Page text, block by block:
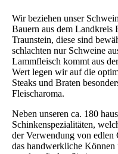
Wir beziehen unser
Bauern aus dem Landkreis
Traunstein, diese sind
schlachten nur Schweine
Lammfleisch kommt aus
Wert legen wir auf die
Steaks und Braten
Fleischaroma.
Neben unseren ca. 180
Schinkenspezialitäten,
der Verwendung von edlen
das handwerkliche Können